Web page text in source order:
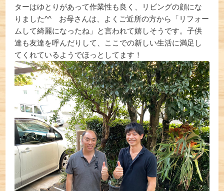
ターはゆとりがあって作業性も良く、リビングの顔にな
りました^^ お母さんは、よくご近所の方から「リフォー
ムして綺麗になったね」と言われて嬉しそうです。子供
達も友達を呼んだりして、ここでの新しい生活に満足し
てくれているようでほっとしてます！